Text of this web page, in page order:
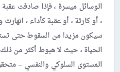
الوسائل ميسرة ، فإذا صادفت
، أو كارثة ، أو عقبة كأداء ،
سيكون مزيدا من السقوط حتى
الحياة ، حيث لا هبوط أكثر من
المستوى السلوكي والنفسي –